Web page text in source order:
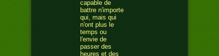
capable de
battre n'importe
qui, mais qui
n'ont plus le
temps ou
l'envie de
passer des
heures et des